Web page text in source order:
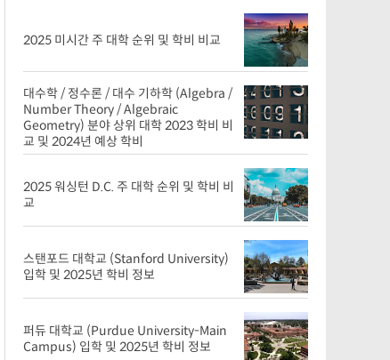
2025 미시간 주 대학 순위 및 학비 비교
대수학 / 정수론 / 대수 기하학 (Algebra /
Number Theory / Algebraic
Geometry) 분야 상위 대학 2023 학비 비
교 및 2024년 예상 학비
2025 워싱턴 D.C. 주 대학 순위 및 학비 비
교
스탠포드 대학교 (Stanford University)
입학 및 2025년 학비 정보
퍼듀 대학교 (Purdue University-Main
Campus) 입학 및 2025년 학비 정보